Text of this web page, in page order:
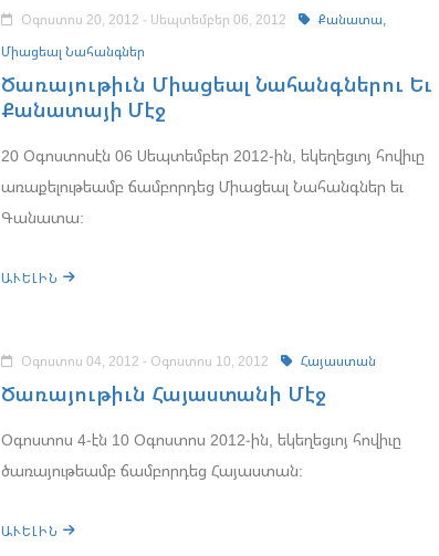
Օգոստոս 20, 2012 - Սեպտեմբեր 06, 2012
Քանատա,
Միացեալ Նահանգներ
Ծառայութիւն Միացեալ Նահանգներու Եւ
Քանատայի Մէջ
20 Օգոստոսէն 06 Սեպտեմբեր 2012-ին, եկեղեցւոյ հովիւը
առաքելութեամբ ճամբորդեց Միացեալ Նահանգներ եւ
Գանատա:
ԱՒԵԼԻՆ
Օգոստոս 04, 2012 - Օգոստոս 10, 2012 Հայաստան
Ծառայութիւն Հայաստանի Մէջ
Օգոստոս 4-էն 10 Օգոստոս 2012-ին, եկեղեցւոյ հովիւը
ծառայութեամբ ճամբորդեց Հայաստան:
ԱՒԵԼԻՆ